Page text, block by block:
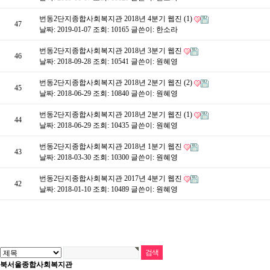
47
번동2단지종합사회복지관 2018년 4분기 웹진 (1)
날짜: 2019-01-07 조회: 10165 글쓴이: 한소라
46
번동2단지종합사회복지관 2018년 3분기 웹진
날짜: 2018-09-28 조회: 10541 글쓴이: 원혜영
45
번동2단지종합사회복지관 2018년 2분기 웹진 (2)
날짜: 2018-06-29 조회: 10840 글쓴이: 원혜영
44
번동2단지종합사회복지관 2018년 2분기 웹진 (1)
날짜: 2018-06-29 조회: 10435 글쓴이: 원혜영
43
번동2단지종합사회복지관 2018년 1분기 웹진
날짜: 2018-03-30 조회: 10300 글쓴이: 원혜영
42
번동2단지종합사회복지관 2017년 4분기 웹진
날짜: 2018-01-10 조회: 10489 글쓴이: 원혜영
북서울종합사회복지관